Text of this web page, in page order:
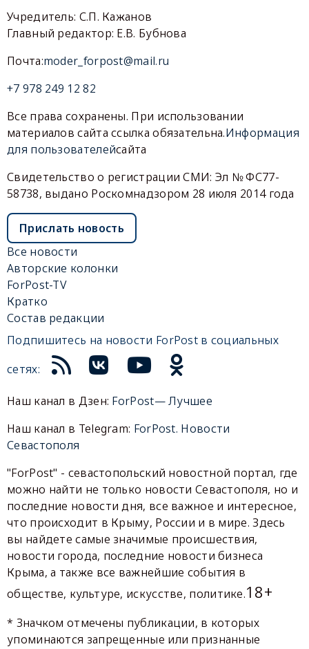
Учредитель: С.П. Кажанов
Главный редактор: Е.В. Бубнова
Почта:moder_forpost@mail.ru
+7 978 249 12 82
Все права сохранены. При использовании
материалов сайта ссылка обязательна.Информация
для пользователейсайта
Свидетельство о регистрации СМИ: Эл № ФС77-
58738, выдано Роскомнадзором 28 июля 2014 года
Прислать новость
Все новости
Авторские колонки
ForPost-TV
Кратко
Состав редакции
Подпишитесь на новости ForPost в социальных
сетях:
Наш канал в Дзен: ForPost— Лучшее
Наш канал в Telegram: ForPost. Новости
Севастополя
"ForPost" - севастопольский новостной портал, где
можно найти не только новости Севастополя, но и
последние новости дня, все важное и интересное,
что происходит в Крыму, России и в мире. Здесь
вы найдете самые значимые происшествия,
новости города, последние новости бизнеса
Крыма, а также все важнейшие события в
обществе, культуре, искусстве, политике.18+
* Значком отмечены публикации, в которых
упоминаются запрещенные или признанные